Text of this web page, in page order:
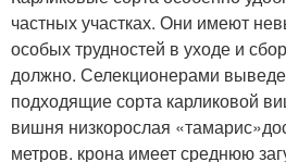
частных участках. Они имеют
особых трудностей в уходе и
должно. Селекционерами
подходящие сорта карликовой
вишня низкорослая
метров. крона имеет среднюю